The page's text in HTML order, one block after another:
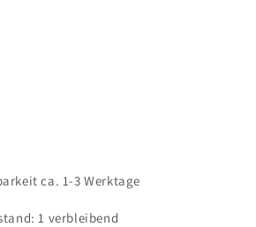
ca. 1-3 Werktage
1 verbleibend